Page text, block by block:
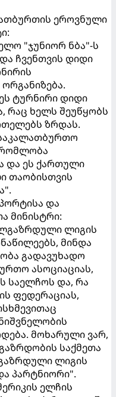
ეროვნული
"ჯუნიორ ნბა"-ს
ჩვენთვის დიდი
ტურნირი დიდი
რაც ხელს შეუწყობს
ზრდას.
და ეს ქართული
თაობისთვის
და
მინისტრი:
ლიგის
მინდა
გადავუხადო
ასოციაციას,
საელჩოს და, რა
ფედერაციას,
მოხარული ვარ,
საქმეთა
ლიგის
პარტნიორი".
ელჩის